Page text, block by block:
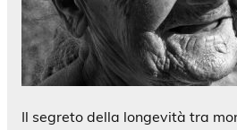
Il segreto della longevità tra